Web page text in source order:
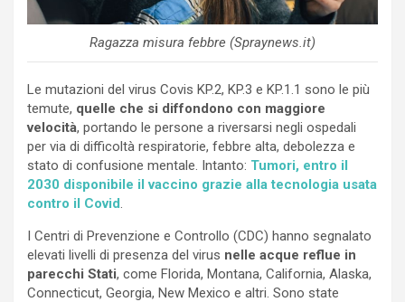
Ragazza misura febbre (Spraynews.it)
Le mutazioni del virus Covis KP.2, KP.3 e KP.1.1 sono le più
temute, quelle che si diffondono con maggiore
velocità, portando le persone a riversarsi negli ospedali
per via di difficoltà respiratorie, febbre alta, debolezza e
stato di confusione mentale. Intanto: Tumori, entro il
2030 disponibile il vaccino grazie alla tecnologia usata
contro il Covid.
I Centri di Prevenzione e Controllo (CDC) hanno segnalato
elevati livelli di presenza del virus nelle acque reflue in
parecchi Stati, come Florida, Montana, California, Alaska,
Connecticut, Georgia, New Mexico e altri. Sono state